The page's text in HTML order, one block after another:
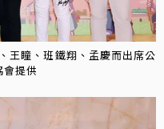
王瞳、班鐵翔、孟慶而出席公
提供